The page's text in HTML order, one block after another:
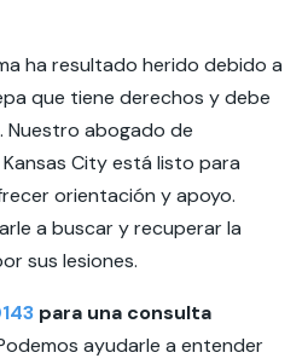
ha resultado herido debido a
que tiene derechos y debe
abogado de
City está listo para
orientación y apoyo.
a buscar y recuperar la
sus lesiones.
para una consulta
ayudarle a entender